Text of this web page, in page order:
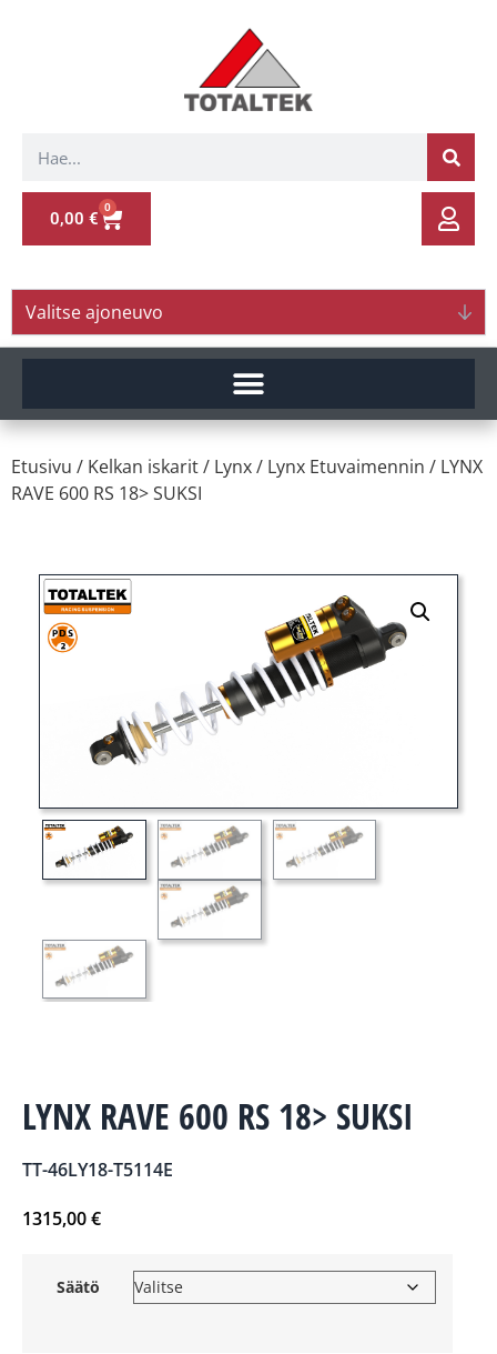
0,00 €
0
Valitse ajoneuvo
Etusivu / Kelkan iskarit/ Lynx/ Lynx Etuvaimennin / LYNX
RAVE 600 RS 18> SUKSI
LYNX RAVE 600 RS 18> SUKSI
TT-46LY18-T5114E
1315,00€
Säätö